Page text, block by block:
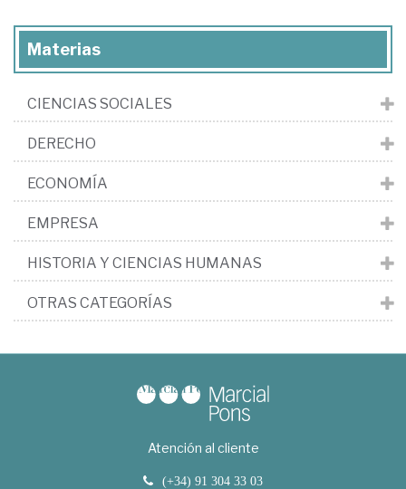
Materias
CIENCIAS SOCIALES
DERECHO
ECONOMÍA
EMPRESA
HISTORIA Y CIENCIAS HUMANAS
OTRAS CATEGORÍAS
Atención al cliente
(+34) 91 304 33 03